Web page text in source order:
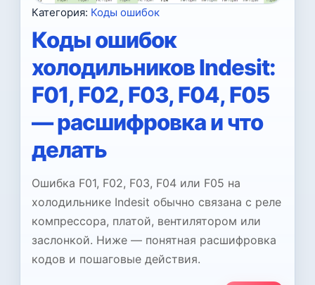
Категория: Коды ошибок
Коды ошибок
холодильников Indesit:
F01, F02, F03, F04, F05
— расшифровка и что
делать
Ошибка F01, F02, F03, F04 или F05 на
холодильнике Indesit обычно связана с реле
компрессора, платой, вентилятором или
заслонкой. Ниже — понятная расшифровка
кодов и пошаговые действия.